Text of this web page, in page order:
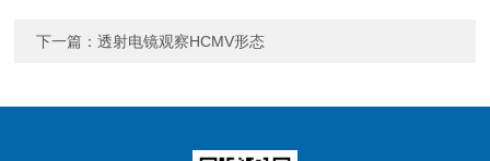
下一篇：透射电镜观察HCMV形态